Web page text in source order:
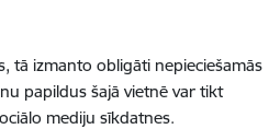
tā izmanto obligāti nepieciešamās
papildus šajā vietnē var tikt
mediju sīkdatnes.